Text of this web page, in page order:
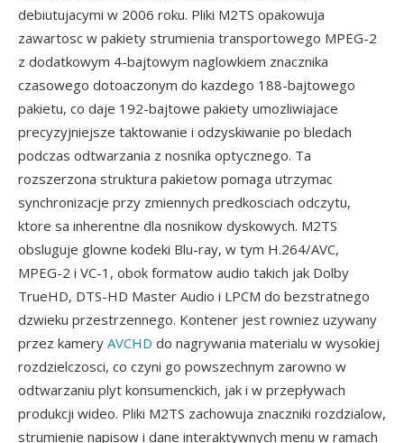
debiutujacymi w 2006 roku. Pliki M2TS opakowuja
zawartosc w pakiety strumienia transportowego MPEG-2
z dodatkowym 4-bajtowym naglowkiem znacznika
czasowego dotoaczonym do kazdego 188-bajtowego
pakietu, co daje 192-bajtowe pakiety umozliwiajace
precyzyjniejsze taktowanie i odzyskiwanie po bledach
podczas odtwarzania z nosnika optycznego. Ta
rozszerzona struktura pakietow pomaga utrzymac
synchronizacje przy zmiennych predkosciach odczytu,
ktore sa inherentne dla nosnikow dyskowych. M2TS
obsluguje glowne kodeki Blu-ray, w tym H.264/AVC,
MPEG-2 i VC-1, obok formatow audio takich jak Dolby
TrueHD, DTS-HD Master Audio i LPCM do bezstratnego
dzwieku przestrzennego. Kontener jest rowniez uzywany
przez kamery AVCHD do nagrywania materialu w wysokiej
rozdzielczosci, co czyni go powszechnym zarowno w
odtwarzaniu plyt konsumenckich, jak i w przepływach
produkcji wideo. Pliki M2TS zachowuja znaczniki rozdzialow,
strumienie napisow i dane interaktywnych menu w ramach